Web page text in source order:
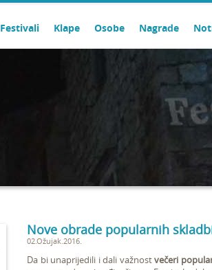
Festivali Klape Osobe Nagrade
Nove obrade popularnih
02.Ožujak.2016.
Da bi unaprijedili i dali važnostvečeri